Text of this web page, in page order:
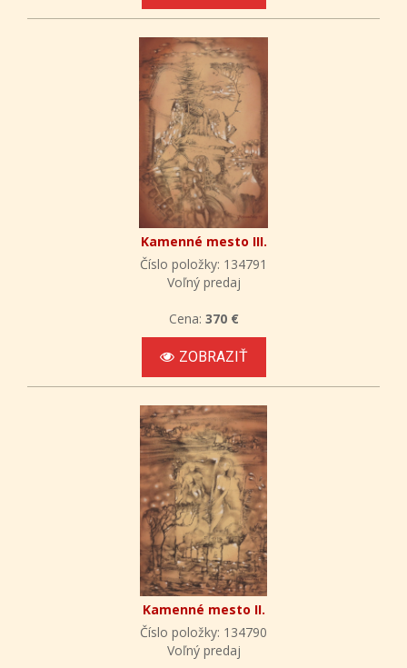
Kamenné mesto III.
Číslo položky: 134791
Voľný predaj
Cena: 370 €
ZOBRAZIŤ
Kamenné mesto II.
Číslo položky: 134790
Voľný predaj